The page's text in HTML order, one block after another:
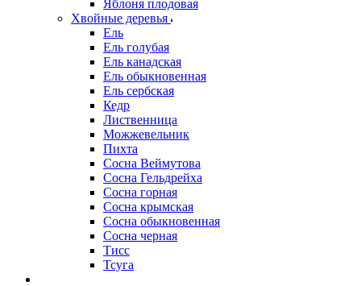
Яблоня плодовая
Хвойные деревья
Ель
Ель голубая
Ель канадская
Ель обыкновенная
Ель сербская
Кедр
Лиственница
Можжевельник
Пихта
Сосна Веймутова
Сосна Гельдрейха
Сосна горная
Сосна крымская
Сосна обыкновенная
Сосна черная
Тисс
Тсуга